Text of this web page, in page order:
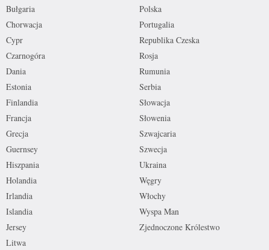
Bułgaria
Chorwacja
Cypr
Czarnogóra
Dania
Estonia
Finlandia
Francja
Grecja
Guernsey
Hiszpania
Holandia
Irlandia
Islandia
Jersey
Litwa
Polska
Portugalia
Republika Czeska
Rosja
Rumunia
Serbia
Słowacja
Słowenia
Szwajcaria
Szwecja
Ukraina
Węgry
Włochy
Wyspa Man
Zjednoczone Królestwo